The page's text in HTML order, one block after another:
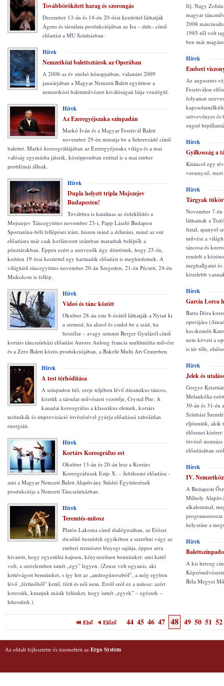
Továbbörökített harag és szorongás
December 13-án és 14-én 20-órai kezdettel láthatják
Ágens és társulata produkciójában az Ira – düh– című
előadást a MU Színházban.
Hírek
Nemzetközi balettsztárok az Operában
A 2008-as év utolsó hónapjaiban, valamint 2009
januárjában a Magyar Nemzeti Balett együttese a
nemzetközi balettművészet kiválóságait látja vendégül.
Hírek
Az Ezeregyéjszaka színpadán
Markó Iván és a Magyar Fesztivál Balett
november 29-én mutatja be a Seherezádé című
balettet. Markó koreográfiájában az Ezeregyéjszaka világa és a mai
valóság egymásba játszik, középpontban ezúttal is a mai ember
problémái állnak.
Hírek
Dupla helyett tripla Mojszejev
Budapesten!
Továbbra is hatalmas az érdeklődés a
Mojszejev Táncegyüttes november 23-i, Papp László Budapest
Sportaréna-béli fellépései iránt, hiszen mind a délutáni, mind az esti
előadásra már csak korlátozott számban maradtak belépők a
pénztárakban. Éppen ezért a szervezők úgy döntöttek, hogy 25-én,
kedden 19 órai kezdettel egy harmadik előadást is meghirdetnek. A
világhírű táncegyüttes november 20-án Szegeden, 21-én Pécsett, 24-én
Miskolcon is fellép.
Hírek
Videó és tánc között
Október 28-án este 8-órától láthatják a Nyisd ki
a szemed, ha alszol és csukd be a szád, ha
beszélsz – avagy semmit Berger Gyuláról című
kortárs táncszínházi előadást Aurore Aulong francia multimédia művész
és a Zero Balett közös produkciójában, a Bakelit Multi Art Centerben.
Hírek
A test térhódítása
A színpadon hét, ereje teljében lévő dinamikus táncos,
köztük a társulat művészeti vezetője, Crystal Pite. A
kanadai koreográfus a klasszikus elemek, kortárs
technikák és improvizáció ötvözésével gyúrja előadássá zabolátlan
energiáit.
Hírek
Kortárs Koreográfus est
Október 13-án és 20-án lesz a Kortárs
Koreográfusok Estje X. – Jubileumi előadása -
ami a Magyar Nemzeti Balett Alapítvány Stúdió Együttesének
produkciója a Nemzeti Táncszínházban.
Hírek
Teremtés-mítosz
Platón Lakoma című dialógusában, az Erószt
dicsőítő beszédek egyikében a szerelmi vágy az
emberi természet lényegi sajátja, éppen arra
hivatott, hogy egyesülni hajtson, kényszerítsen bennünket: ami kettő
volt, a szerelemben ismét „egy” legyen. (Zeusz volt ugyanis, aki
kettévágott bennünket, s így lett az „androgünoszból”, a még egyben
lévő „férfinőből” kettő, férfi és női nem. Erről szól ez a mítosz: azért
keressük, kutatjuk másik felünket, hogy ismét „egyek” – egészek –
lehessünk.)
Ifj. Nagy
magyar
2008
1985-től volt
ben már
Hírek
Emberi
Az augusztus
Fesztiválon
folyamat
szövevényes
enged
Hírek
Gyilkosság a
Kitáncol egy
versenyző,
Hírek
Tárgyak
November 7-
láthatnak a
fiatal, spanyol
művész a
táncosa és
rendelt a
meghallgatni
közelebb
Hírek
Garcia Lorca
Barta Dóra
operájára
kecskeméti
nem követi a
is tér tőle,
Hírek
Jelek és
Gergye
Melankólia
30-án és 31-én
Színházi
eljönniük, akik
élőzenei
ötvöző
előadásában
Hírek
IV.
A Budapesti
Műhely
alkalommal,
helyszíne a
Hírek
A kis herceg
Béla Megyei
Első Előző 44 45 46 47 48 49 50 51 52
Az oldalt fejlesztette és üzemelteti az Ergo System